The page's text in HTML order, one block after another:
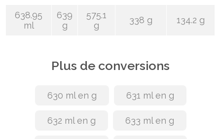
638.95
ml
639
g
575.1
g
338 g 134.2 g
Plus de conversions
630 ml en g 631 ml en g
632 ml en g 633 ml en g